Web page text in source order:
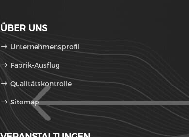
ÜBER UNS
Unternehmensprofil
Fabrik-Ausflug
Qualitätskontrolle
Sitemap